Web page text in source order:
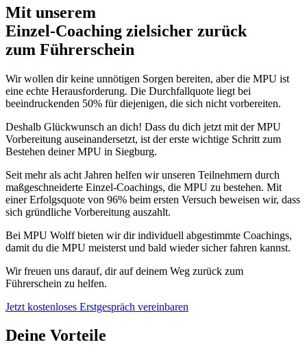
Mit unserem
Einzel-Coaching zielsicher zurück
zum Führerschein
Wir wollen dir keine unnötigen Sorgen bereiten, aber die MPU ist
eine echte Herausforderung. Die Durchfallquote liegt bei
beeindruckenden 50% für diejenigen, die sich nicht vorbereiten.
Deshalb Glückwunsch an dich! Dass du dich jetzt mit der MPU
Vorbereitung auseinandersetzt, ist der erste wichtige Schritt zum
Bestehen deiner MPU in Siegburg.
Seit mehr als acht Jahren helfen wir unseren Teilnehmern durch
maßgeschneiderte Einzel-Coachings, die MPU zu bestehen. Mit
einer Erfolgsquote von 96% beim ersten Versuch beweisen wir, dass
sich gründliche Vorbereitung auszahlt.
Bei MPU Wolff bieten wir dir individuell abgestimmte Coachings,
damit du die MPU meisterst und bald wieder sicher fahren kannst.
Wir freuen uns darauf, dir auf deinem Weg zurück zum
Führerschein zu helfen.
Jetzt kostenloses Erstgespräch vereinbaren
Deine Vorteile